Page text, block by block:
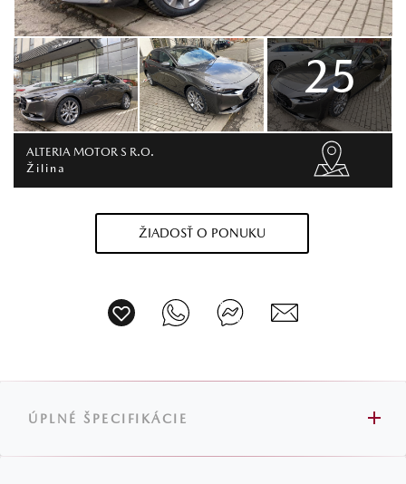
25
ALTERIA MOTOR S R.O.
Žilina
ŽIADOSŤ O PONUKU
ÚPLNÉ ŠPECIFIKÁCIE